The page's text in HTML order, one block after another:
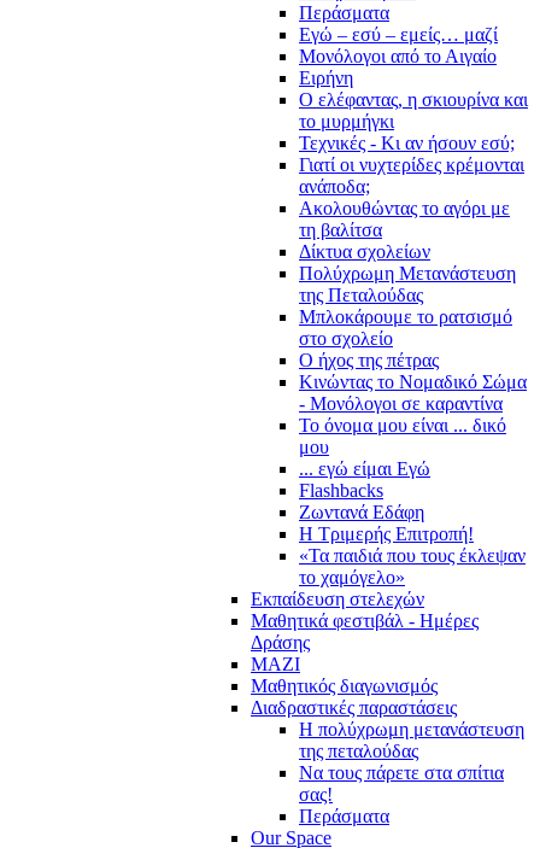
Περάσματα
Εγώ – εσύ – εμείς… μαζί
Μονόλογοι από το Αιγαίο
Ειρήνη
Ο ελέφαντας, η σκιουρίνα και
το μυρμήγκι
Τεχνικές - Κι αν ήσουν εσύ;
Γιατί οι νυχτερίδες κρέμονται
ανάποδα;
Ακολουθώντας το αγόρι με
τη βαλίτσα
Δίκτυα σχολείων
Πολύχρωμη Μετανάστευση
της Πεταλούδας
Μπλοκάρουμε το ρατσισμό
στο σχολείο
Ο ήχος της πέτρας
Κινώντας το Νομαδικό Σώμα
- Μονόλογοι σε καραντίνα
Το όνομα μου είναι ... δικό
μου
... εγώ είμαι Εγώ
Flashbacks
Ζωντανά Εδάφη
Η Τριμερής Επιτροπή!
«Τα παιδιά που τους έκλεψαν
το χαμόγελο»
Εκπαίδευση στελεχών
Μαθητικά φεστιβάλ - Ημέρες
Δράσης
ΜΑΖΙ
Μαθητικός διαγωνισμός
Διαδραστικές παραστάσεις
Η πολύχρωμη μετανάστευση
της πεταλούδας
Να τους πάρετε στα σπίτια
σας!
Περάσματα
Our Space